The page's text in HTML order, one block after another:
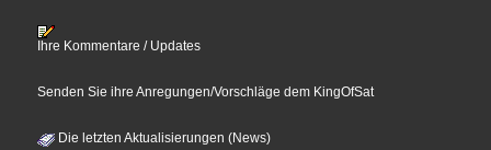
Ihre Kommentare / Updates
Senden Sie ihre Anregungen/Vorschläge dem KingOfSat
Die letzten Aktualisierungen (News)